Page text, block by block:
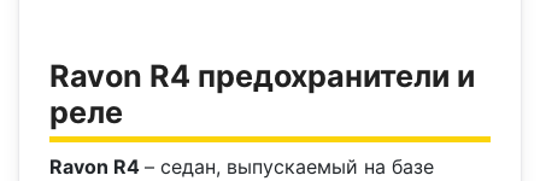
Ravon R4 предохранители и
реле
Ravon R4 – седан, выпускаемый на базе